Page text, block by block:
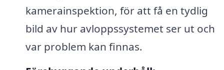
kamerainspektion, för att få en tydlig
bild av hur avloppssystemet ser ut och
var problem kan finnas.